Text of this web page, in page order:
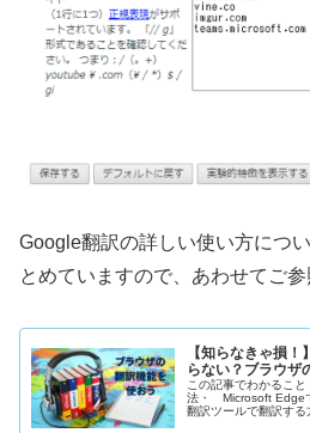
Google翻訳の詳しい使い方につ
とめていますので、あわせてご参
【知らなきゃ損
らない？ブラウザ
この記事でわかるこ
法・ Microsoft Edge
翻訳ツールで翻訳する